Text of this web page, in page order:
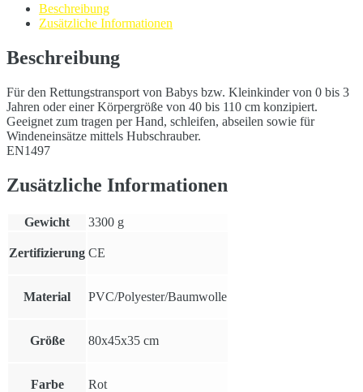
Beschreibung
Zusätzliche Informationen
Beschreibung
Für den Rettungstransport von Babys bzw. Kleinkinder von 0 bis 3
Jahren oder einer Körpergröße von 40 bis 110 cm konzipiert.
Geeignet zum tragen per Hand, schleifen, abseilen sowie für
Windeneinsätze mittels Hubschrauber.
EN1497
Zusätzliche Informationen
Gewicht 3300 g
Zertifizierung CE
Material PVC/Polyester/Baumwolle
Größe 80x45x35 cm
Farbe Rot